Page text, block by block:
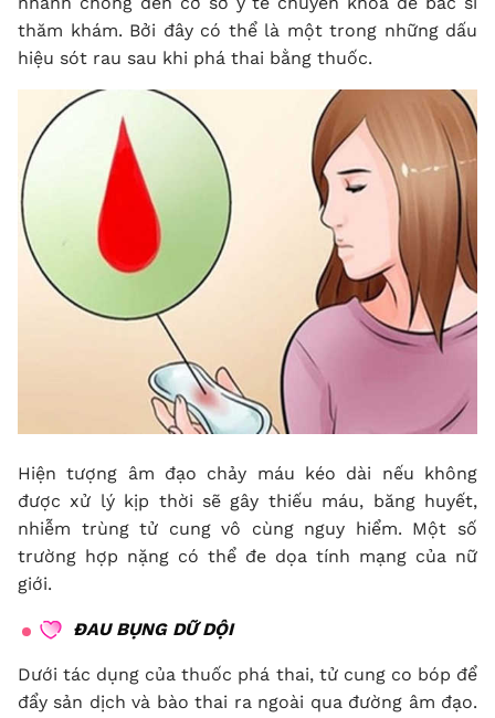
thăm khám. Bởi đây có thể là một trong những dấu
hiệu sót rau sau khi phá thai bằng thuốc.
Hiện tượng âm đạo chảy máu kéo dài nếu không
được xử lý kịp thời sẽ gây thiếu máu, băng huyết,
nhiễm trùng tử cung vô cùng nguy hiểm. Một số
trường hợp nặng có thể đe dọa tính mạng của nữ
giới.
ĐAU BỤNG DỮ DỘI
Dưới tác dụng của thuốc phá thai, tử cung co bóp để
đẩy sản dịch và bào thai ra ngoài qua đường âm đạo.